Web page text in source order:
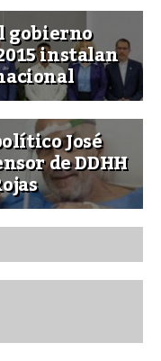
gobierno
instalan
José
de DDHH